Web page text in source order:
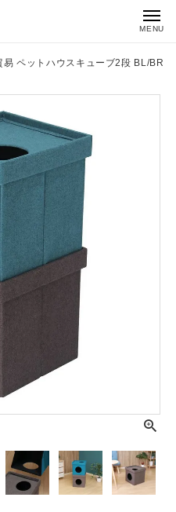
MENU
易 ペットハウスキューブ2段 BL/BR